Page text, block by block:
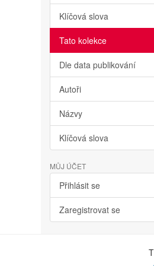
Klíčová slova
Tato kolekce
Dle data publikování
Autoři
Názvy
Klíčová slova
MŮJ ÚČET
Přihlásit se
Zaregistrovat se